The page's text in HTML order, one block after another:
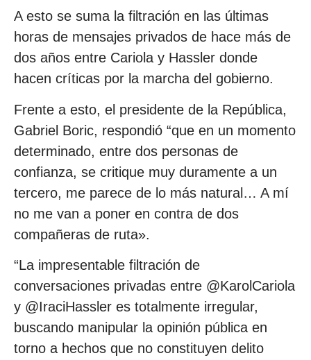
A esto se suma la filtración en las últimas
horas de mensajes privados de hace más de
dos años entre Cariola y Hassler donde
hacen críticas por la marcha del gobierno.
Frente a esto, el presidente de la República,
Gabriel Boric, respondió “que en un momento
determinado, entre dos personas de
confianza, se critique muy duramente a un
tercero, me parece de lo más natural… A mí
no me van a poner en contra de dos
compañeras de ruta».
“La impresentable filtración de
conversaciones privadas entre @KarolCariola
y @IraciHassler es totalmente irregular,
buscando manipular la opinión pública en
torno a hechos que no constituyen delito